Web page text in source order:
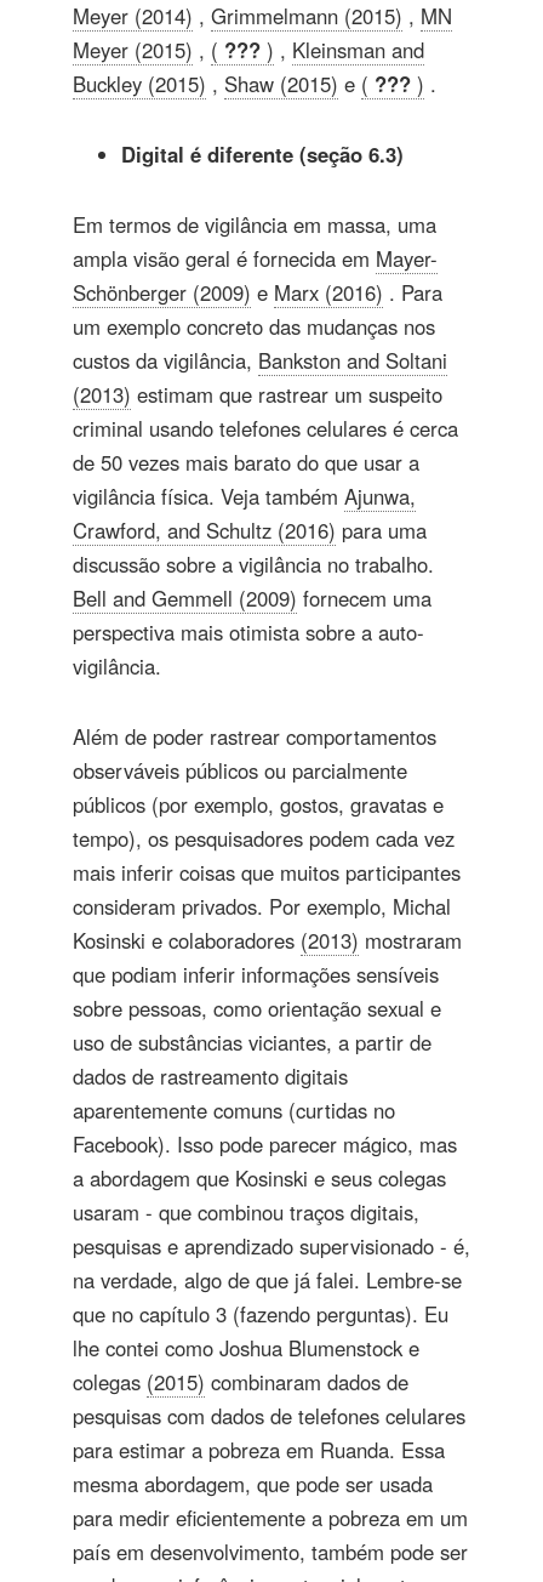
Meyer (2014) , Grimmelmann (2015) , MN
Meyer (2015) , ( ??? ) , Kleinsman and
Buckley (2015) , Shaw (2015) e ( ??? ) .
Digital é diferente (seção 6.3)
Em termos de vigilância em massa, uma
ampla visão geral é fornecida em Mayer-
Schönberger (2009) e Marx (2016) . Para
um exemplo concreto das mudanças nos
custos da vigilância, Bankston and Soltani
(2013) estimam que rastrear um suspeito
criminal usando telefones celulares é cerca
de 50 vezes mais barato do que usar a
vigilância física. Veja também Ajunwa,
Crawford, and Schultz (2016) para uma
discussão sobre a vigilância no trabalho.
Bell and Gemmell (2009) fornecem uma
perspectiva mais otimista sobre a auto-
vigilância.
Além de poder rastrear comportamentos
observáveis ​​públicos ou parcialmente
públicos (por exemplo, gostos, gravatas e
tempo), os pesquisadores podem cada vez
mais inferir coisas que muitos participantes
consideram privados. Por exemplo, Michal
Kosinski e colaboradores (2013) mostraram
que podiam inferir informações sensíveis
sobre pessoas, como orientação sexual e
uso de substâncias viciantes, a partir de
dados de rastreamento digitais
aparentemente comuns (curtidas no
Facebook). Isso pode parecer mágico, mas
a abordagem que Kosinski e seus colegas
usaram - que combinou traços digitais,
pesquisas e aprendizado supervisionado - é,
na verdade, algo de que já falei. Lembre-se
que no capítulo 3 (fazendo perguntas). Eu
lhe contei como Joshua Blumenstock e
colegas (2015) combinaram dados de
pesquisas com dados de telefones celulares
para estimar a pobreza em Ruanda. Essa
mesma abordagem, que pode ser usada
para medir eficientemente a pobreza em um
país em desenvolvimento, também pode ser